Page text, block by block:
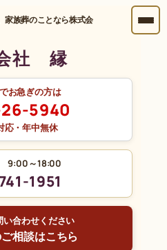
家族葬のことなら株式会
社 縁
お急ぎの方は
5940
応・年中無休
9:00～18:00
1951
い合わせください
相談はこちら